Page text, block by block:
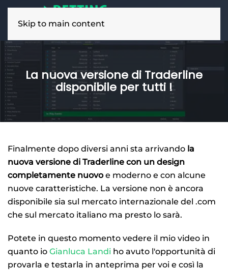
Skip to main content
La nuova versione di Traderline
disponibile per tutti !
Finalmente dopo diversi anni sta arrivando la
nuova versione di Traderline con un design
completamente nuovoe moderno e con alcune
nuove caratteristiche. La versione non è ancora
disponibile sia sul mercato internazionale del .com
che sul mercato italiano ma presto lo sarà.
Potete in questo momento vedere il mio video in
quanto io Gianluca Landi ho avuto l'opportunità di
provarla e testarla in anteprima per voi e così la